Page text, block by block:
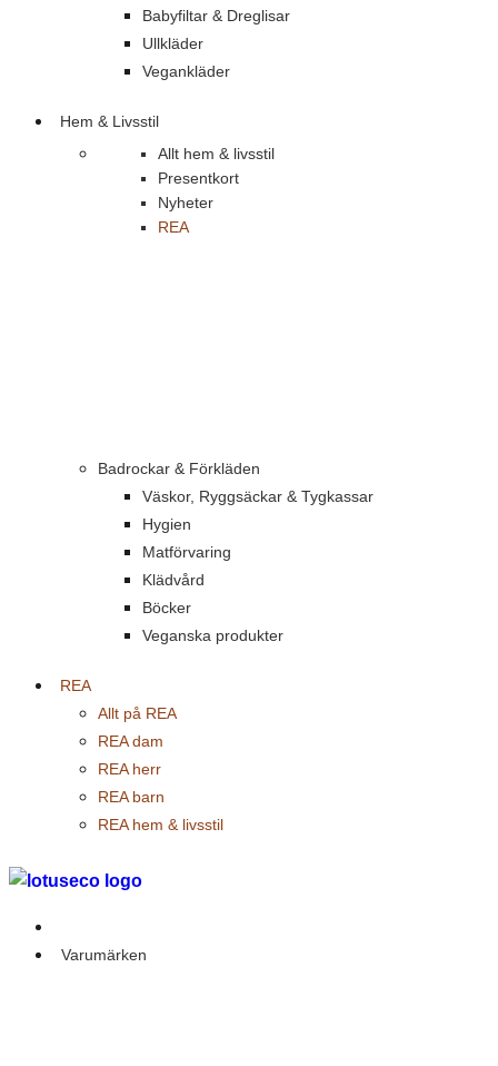
Babyfiltar & Dreglisar
Ullkläder
Vegankläder
Hem & Livsstil
Allt hem & livsstil
Presentkort
Nyheter
REA
Badrockar & Förkläden
Väskor, Ryggsäckar & Tygkassar
Hygien
Matförvaring
Klädvård
Böcker
Veganska produkter
REA
Allt på REA
REA dam
REA herr
REA barn
REA hem & livsstil
Varumärken